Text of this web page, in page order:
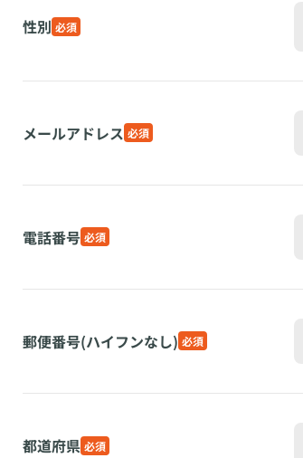
性別 必須
メールアドレス 必須
電話番号 必須
郵便番号(ハイフンなし) 必須
都道府県 必須